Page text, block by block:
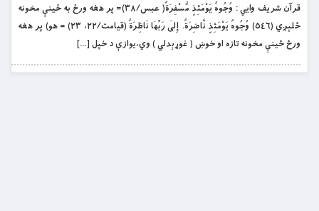
قرآن شريف وايي : وُجُوهٌ يَوْمَئِذٍ مُّسْفِرَةٌ( عبس/۳۸)= پر هغه ورځ به ځينې مخونه
ځلېږي (٥٤٦) وُجُوهٌ يَوْمَئِذٍ نَّاضِرَةٌ. إِلَى رَبِّهَا نَاظِرَةٌ (قيامت/۲۲، ۲۳) = هو) پر هغه
ورځ ځينې مخونه تازه او خوښ ( غوړېدلي ) وي،يوازې د خپل […]